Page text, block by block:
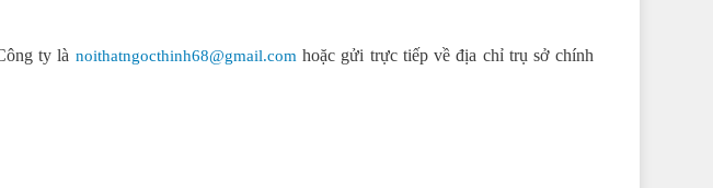
ty là noithatngocthinh68@gmail.com hoặc gửi trực tiếp về địa chỉ trụ sở chính